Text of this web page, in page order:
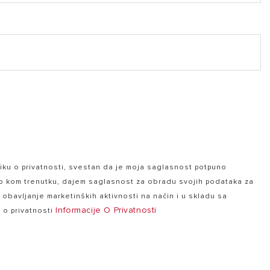
o privatnosti, svestan da je moja saglasnost potpuno
trenutku, dajem saglasnost za obradu svojih podataka za
marketinških aktivnosti na način i u skladu sa
o privatnostiInformacije O Privatnosti